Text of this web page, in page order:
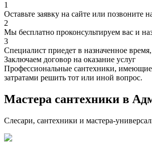
1
Оставьте заявку на сайте или позвоните
2
Мы бесплатно проконсультируем вас и
3
Специалист приедет в назначенное
Заключаем договор на оказание услуг
Профессиональные сантехники,
затратами решить тот или иной вопрос.
Мастера сантехники в
Слесари, сантехники и мастера-